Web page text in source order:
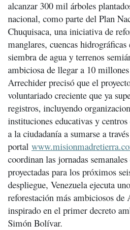
alcanzar 300 mil árboles
nacional, como parte del Plan
Chuquisaca, una iniciativa de
manglares, cuencas hidrográficas
siembra de agua y terrenos
ambiciosa de llegar a 10
Arrechider precisó que el
voluntariado creciente que ya
registros, incluyendo
instituciones educativas y
a la ciudadanía a sumarse a
portal
coordinan las jornadas
proyectadas para los próximos
despliegue, Venezuela ejecuta
reforestación más ambiciosos de
inspirado en el primer decreto
Simón Bolívar.